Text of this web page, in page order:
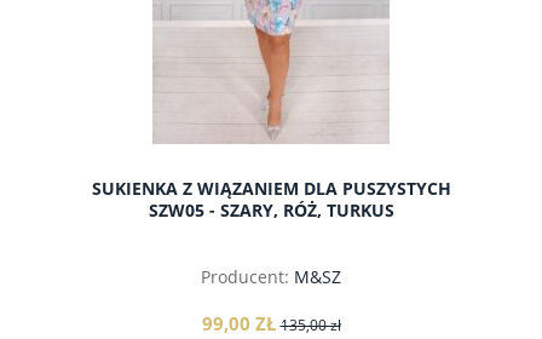
SUKIENKA Z WIĄZANIEM DLA PUSZYSTYCH
SZW05 - SZARY, RÓŻ, TURKUS
Producent: M&SZ
99,00 ZŁ 135,00 zł